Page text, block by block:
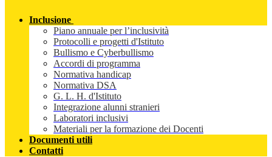
Inclusione
Piano annuale per l’inclusività
Protocolli e progetti d'Istituto
Bullismo e Cyberbullismo
Accordi di programma
Normativa handicap
Normativa DSA
G. L. H. d'Istituto
Integrazione alunni stranieri
Laboratori inclusivi
Materiali per la formazione dei Docenti
Documenti utili
Contatti